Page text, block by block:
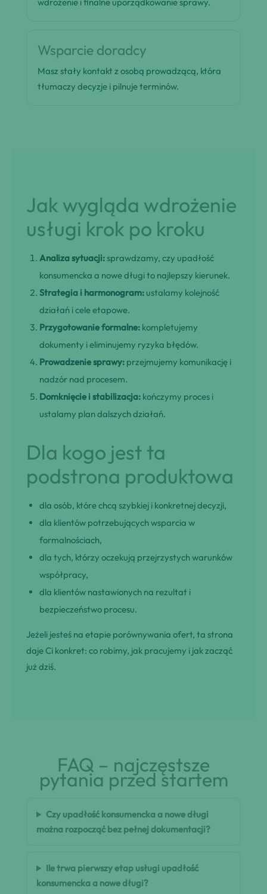
Wsparcie doradcy
Masz stały kontakt z osobą prowadzącą, która
tłumaczy decyzje i pilnuje terminów.
Jak wygląda wdrożenie
usługi krok po kroku
Analiza sytuacji: sprawdzamy, czy upadłość
konsumencka a nowe długi to najlepszy kierunek.
Strategia i harmonogram: ustalamy kolejność
działań i cele etapowe.
Przygotowanie formalne: kompletujemy
dokumenty i eliminujemy ryzyka błędów.
Prowadzenie sprawy: przejmujemy komunikację i
nadzór nad procesem.
Domknięcie i stabilizacja: kończymy proces i
ustalamy plan dalszych działań.
Dla kogo jest ta
podstrona produktowa
dla osób, które chcą szybkiej i konkretnej decyzji,
dla klientów potrzebujących wsparcia w
formalnościach,
dla tych, którzy oczekują przejrzystych warunków
współpracy,
dla klientów nastawionych na rezultat i
bezpieczeństwo procesu.
Jeżeli jesteś na etapie porównywania ofert, ta strona
daje Ci konkret: co robimy, jak pracujemy i jak zacząć
już dziś.
FAQ – najczęstsze
pytania przed startem
Czy upadłość konsumencka a nowe długi
można rozpocząć bez pełnej dokumentacji?
Ile trwa pierwszy etap usługi upadłość
konsumencka a nowe długi?